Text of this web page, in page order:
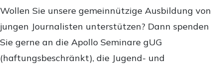
Wollen Sie unsere gemeinnützige Ausbildung von
jungen Journalisten unterstützen? Dann spenden
Sie gerne an die Apollo Seminare gUG
(haftungsbeschränkt), die Jugend- und